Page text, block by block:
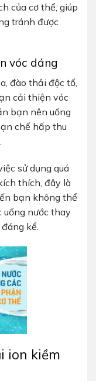
của cơ thể, giúp
tránh được
vóc dáng
đào thải độc tố,
cải thiện vóc
bạn nên uống
chế hấp thu
sử dụng quá
thích, đây là
bạn không thể
uống nước thay
kể.
ion kiềm